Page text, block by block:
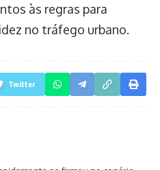
às regras para
no tráfego urbano.
Twitter